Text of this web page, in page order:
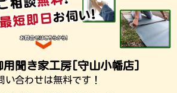
用聞き家工房[守山小幡店]
い合わせは無料です！